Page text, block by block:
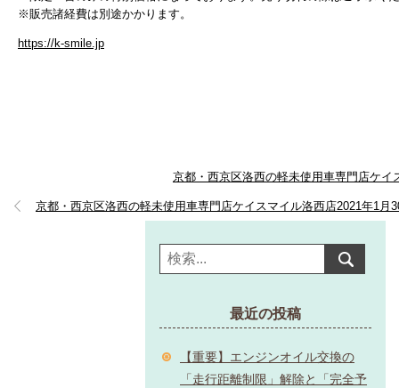
※販売諸経費は別途かかります。
https://k-smile.jp
京都・西京区洛西の軽未使用車専門店ケ
京都・西京区洛西の軽未使用車専門店ケイスマイル洛西店2021年1月
最近の投稿
【重要】エンジンオイル交換の
「走行距離制限」解除と「完全予